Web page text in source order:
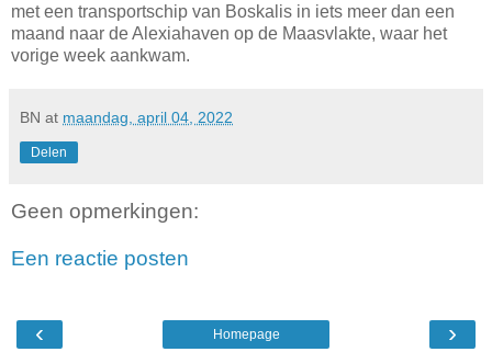
met een transportschip van Boskalis in iets meer dan een
maand naar de Alexiahaven op de Maasvlakte, waar het
vorige week aankwam.
BN at maandag, april 04, 2022
Delen
Geen opmerkingen:
Een reactie posten
‹ ›
Homepage